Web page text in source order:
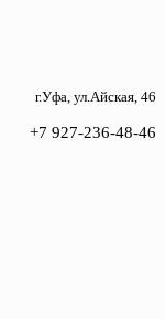
г.Уфа, ул.Айская, 46
+7 927-236-48-46